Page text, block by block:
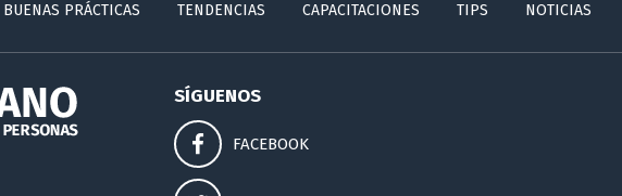
BUENAS PRÁCTICAS TENDENCIAS CAPACITACIONES TIPS NOTICIAS
SÍGUENOS
FACEBOOK